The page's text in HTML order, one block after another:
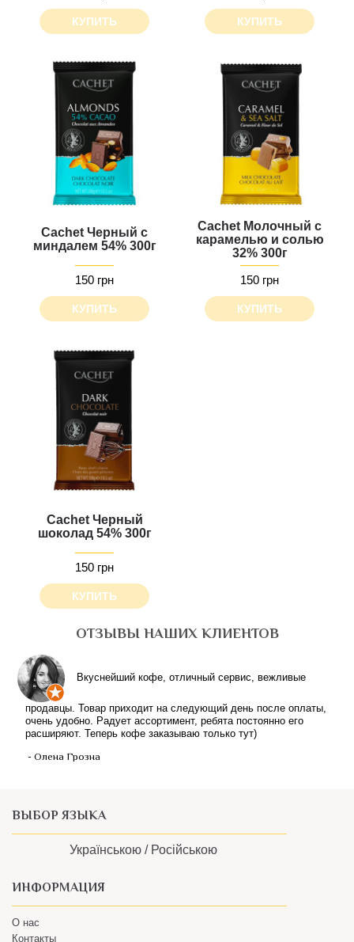
КУПИТЬ КУПИТЬ
Cachet Черный с
миндалем 54% 300г
150 грн
КУПИТЬ
Cachet Молочный с
карамелью и солью
32% 300г
150 грн
КУПИТЬ
Cachet Черный
шоколад 54% 300г
150 грн
КУПИТЬ
ОТЗЫВЫ НАШИХ КЛИЕНТОВ